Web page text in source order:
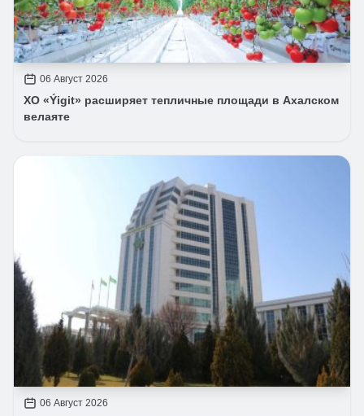
06 Август 2026
ХО «Ýigit» расширяет тепличные площади в Ахалском
велаяте
06 Август 2026